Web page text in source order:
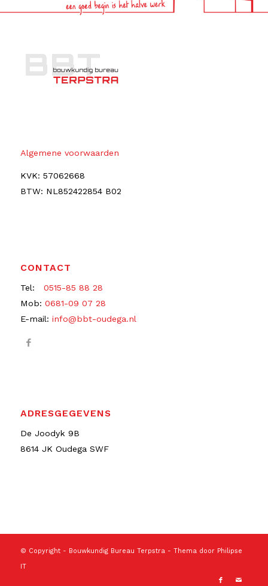
Algemene voorwaarden
KVK: 57062668
BTW: NL852422854 B02
CONTACT
Tel: 0515-85 88 28
Mob: 0681-09 07 28
E-mail: info@bbt-oudega.nl
ADRESGEGEVENS
De Joodyk 9B
8614 JK Oudega SWF
© Copyright - Bouwkundig Bureau Terpstra- Thema door Philipse
IT